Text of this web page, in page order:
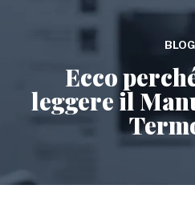
BLOG
Ecco
leggere il